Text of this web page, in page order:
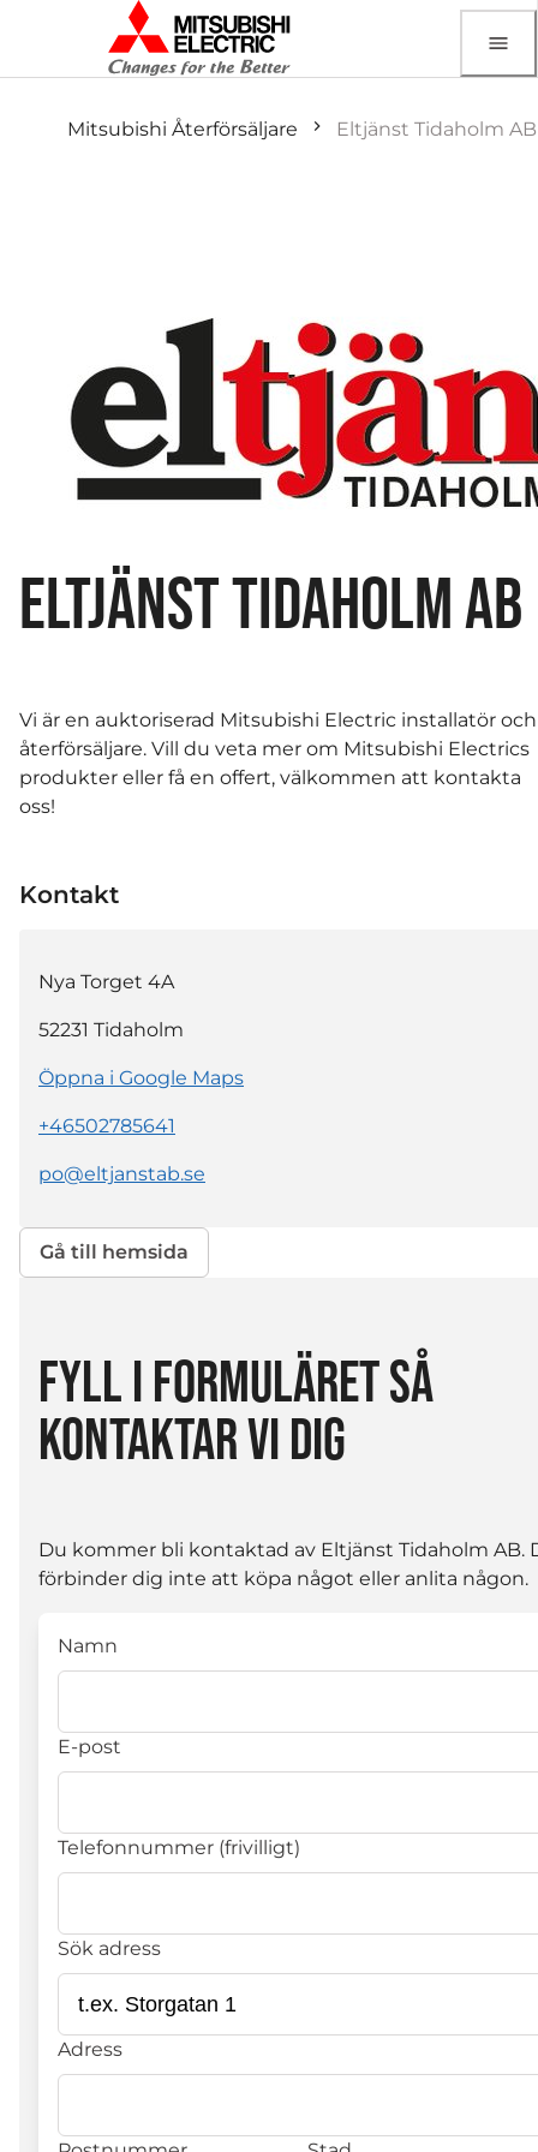
Mitsubishi Återförsäljare Eltjänst Tidaholm AB
ELTJÄNST TIDAHOLM AB
Vi är en auktoriserad Mitsubishi Electric installatör och
återförsäljare. Vill du veta mer om Mitsubishi Electrics
produkter eller få en offert, välkommen att kontakta
oss!
Kontakt
Nya Torget 4A
52231 Tidaholm
Öppna i Google Maps
+46502785641
po@eltjanstab.se
Gå till hemsida
FYLL I FORMULÄRET SÅ
KONTAKTAR VI DIG
Du kommer bli kontaktad av Eltjänst Tidaholm AB.
förbinder dig inte att köpa något eller anlita någon.
Namn
E-post
Telefonnummer (frivilligt)
Sök adress
Adress